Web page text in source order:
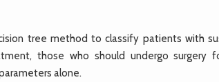
tree method to classify patients with
those who should undergo surgery
alone.